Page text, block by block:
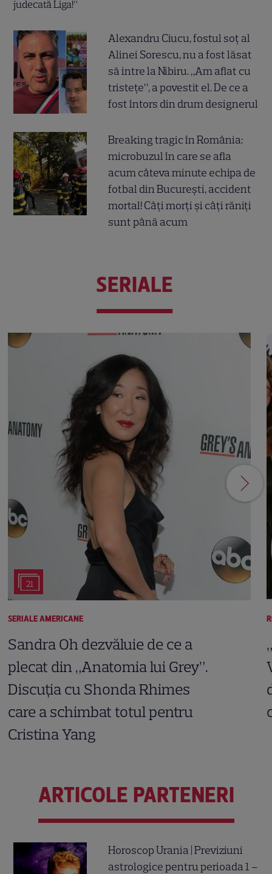
Alexandru Ciucu, fostul soț al
Alinei Sorescu, nu a fost lăsat
să intre la Nibiru. „Am aflat cu
tristețe”, a povestit el. De ce a
fost întors din drum designerul
Breaking tragic în România:
microbuzul în care se afla
acum câteva minute echipa de
fotbal din București, accident
mortal! Câți morți și câți răniți
sunt până acum
SERIALE
21
SERIALE AMERICANE
Sandra Oh dezvăluie de ce a
plecat din „Anatomia lui Grey”.
Discuția cu Shonda Rhimes
care a schimbat totul pentru
Cristina Yang
ARTICOLE PARTENERI
Horoscop Urania | Previziuni
astrologice pentru perioada 1 –